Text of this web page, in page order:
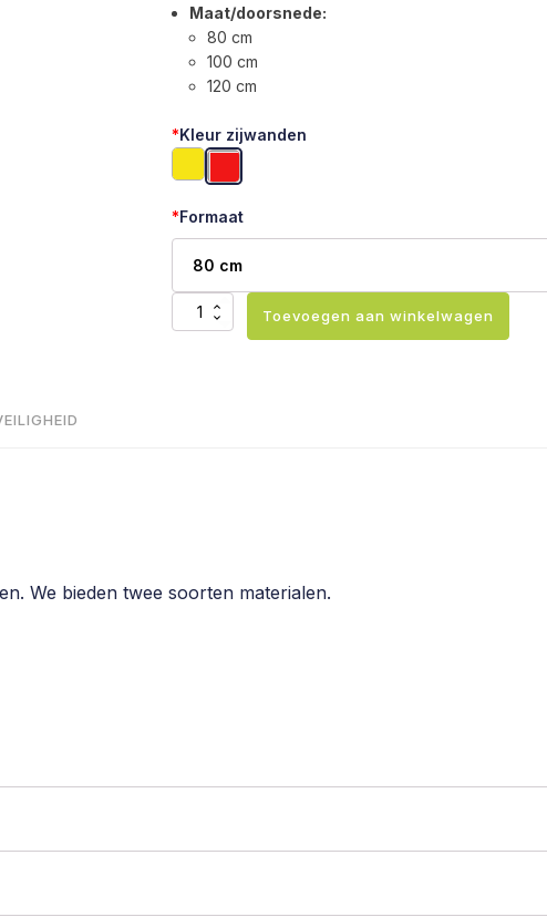
Maat/doorsnede:
80 cm
100 cm
120 cm
*Kleur zijwanden
*Formaat
Therapierol
katoen
Toevoegen aan winkelwagen
We bieden twee soorten materialen.